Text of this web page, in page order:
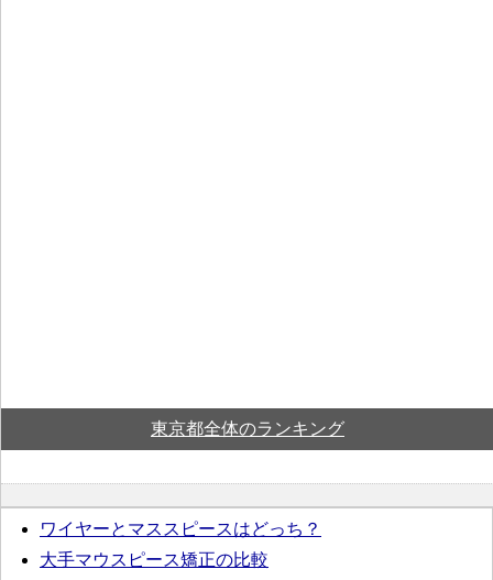
東京都全体のランキング
ワイヤーとマススピースはどっち？
大手マウスピース矯正の比較